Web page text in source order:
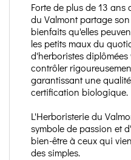
Forte de plus de 13 ans
du Valmont partage
bienfaits qu'elles
les petits maux du
d'herboristes
contrôler
garantissant une
certification biologique.
L'Herboristerie du
symbole de passion et
bien-être à ceux qui
des simples.